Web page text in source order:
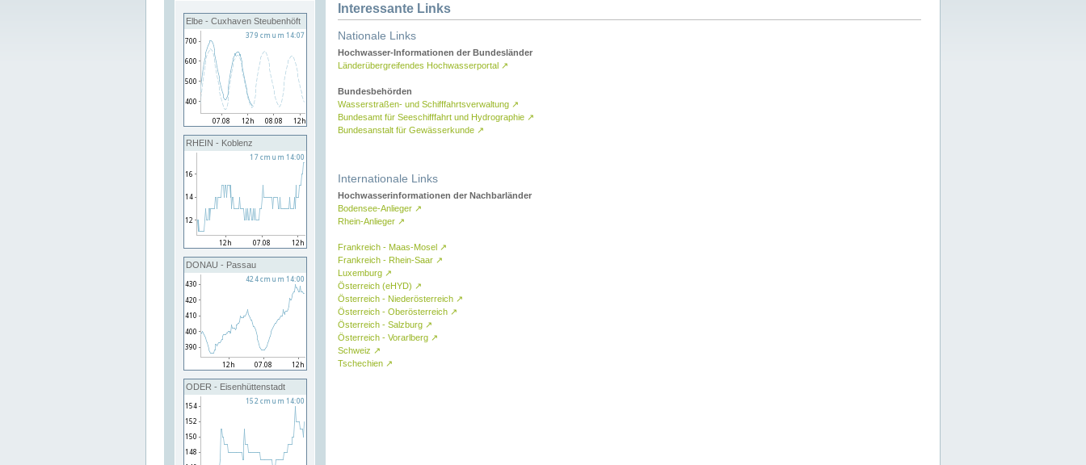
Elbe - Cuxhaven Steubenhöft
RHEIN - Koblenz
DONAU - Passau
ODER - Eisenhüttenstadt
Interessante Links
Nationale Links
Hochwasser-Informationen der Bundesländer
Länderübergreifendes Hochwasserportal ↗
Bundesbehörden
Wasserstraßen- und Schifffahrtsverwaltung ↗
Bundesamt für Seeschifffahrt und Hydrographie ↗
Bundesanstalt für Gewässerkunde ↗
Internationale Links
Hochwasserinformationen der Nachbarländer
Bodensee-Anlieger ↗
Rhein-Anlieger ↗
Frankreich - Maas-Mosel ↗
Frankreich - Rhein-Saar ↗
Luxemburg ↗
Österreich (eHYD) ↗
Österreich - Niederösterreich ↗
Österreich - Oberösterreich ↗
Österreich - Salzburg ↗
Österreich - Vorarlberg ↗
Schweiz ↗
Tschechien ↗